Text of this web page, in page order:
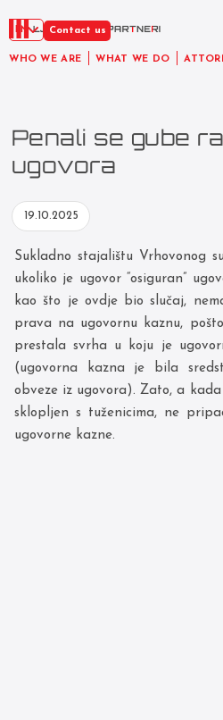
WHO WE ARE WHAT WE DO
EN Contact us
Penali se gube
ugovora
19.10.2025
Sukladno stajalištu Vrhovonog
ukoliko je ugovor “osiguran”
kao što je ovdje bio slučaj,
prava na ugovornu kaznu,
prestala svrha u koju je
(ugovorna kazna je bila
obveze iz ugovora). Zato, a
sklopljen s tuženicima, ne
ugovorne kazne.